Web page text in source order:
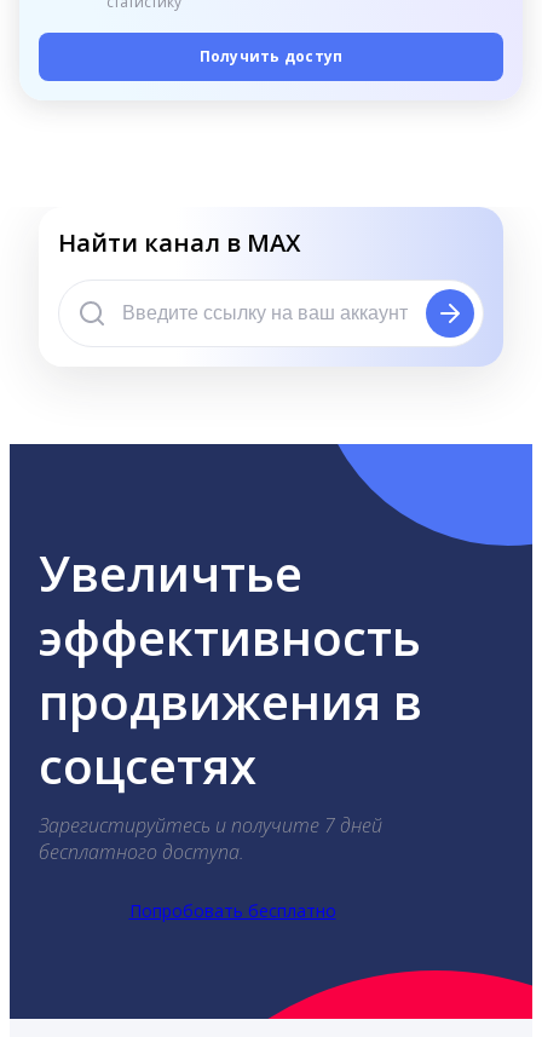
Получить доступ
Найти канал в MAX
Увеличтье
эффективность
продвижения в
соцсетях
Зарегистируйтесь и получите 7 дней
бесплатного доступа.
Попробовать бесплатно